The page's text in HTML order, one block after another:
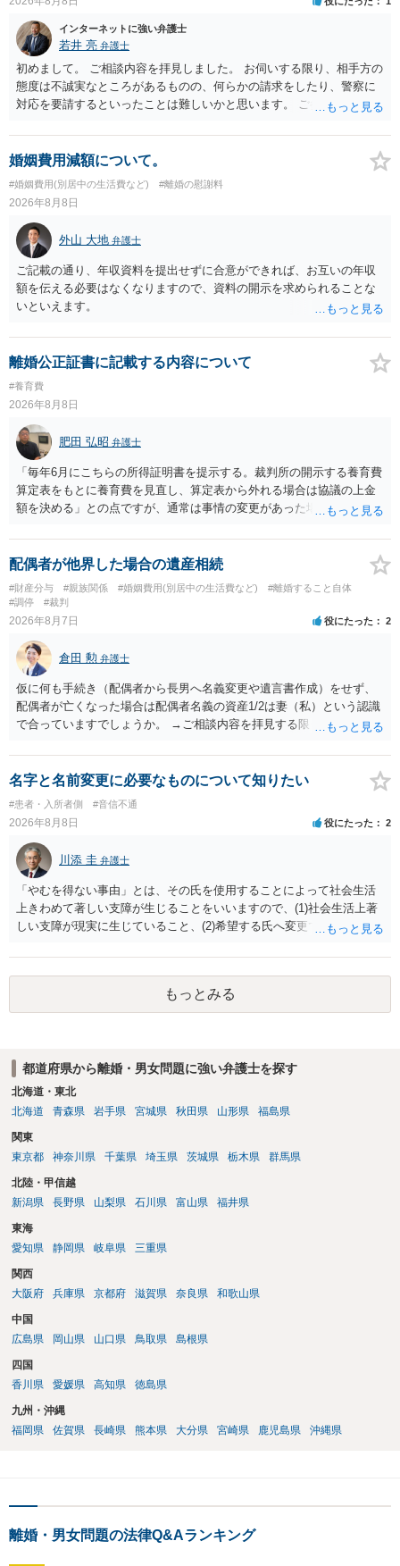
インターネットに強い弁護士
若井 亮 弁護士
初めまして。 ご相談内容を拝見しました。 お伺いする限り、相手方の
態度は不誠実なところがあるものの、何らかの請求をしたり、警察に
対応を要請するといったことは難しいかと思います。 ご参考になれば
婚姻費用減額について。
#婚姻費用(別居中の生活費など) #離婚の慰謝料
2026年8月8日
外山 大地 弁護士
ご記載の通り、年収資料を提出せずに合意ができれば、お互いの年収
額を伝える必要はなくなりますので、資料の開示を求められることな
いといえます。
離婚公正証書に記載する内容について
#養育費
2026年8月8日
肥田 弘昭 弁護士
「毎年6月にこちらの所得証明書を提示する。裁判所の開示する養育費
算定表をもとに養育費を見直し、算定表から外れる場合は協議の上金
額を決める」との点ですが、通常は事情の変更があった場合に変更し
来なかった事情の変更により双方協議の上増減出来る」と「通知義務
に勤務先」が含まれているので、私に収入が入った事は相手に通知が
行く事になり、上記のような文言が無くても養育費の見直しは適宜出
来るかと思うのですが違うのでしょうか？との点はそのとおりかと思
います。養育費は事情の変更があった場合に変更するので毎年見直す
配偶者が他界した場合の遺産相続
#財産分与 #親族関係 #婚姻費用(別居中の生活費など)
#離婚すること自体
#調停
#裁判
2026年8月7日 役にたった 2
倉田 勲 弁護士
仮に何も手続き（配偶者から長男へ名義変更や遺言書作成）をせず、
配偶者が亡くなった場合は配偶者名義の資産1/2は妻（私）という認識
で合っていますでしょうか。 →ご相談内容を拝見する限りでは、その
完全に所有する場合は、他の相続人に対して自宅の評価額の１/２の代
償金の支払いが必要になります。
名字と名前変更に必要なものについて知りたい
#患者・入所者側 #音信不通
2026年8月8日 役にたった 2
川添 圭 弁護士
「やむを得ない事由」とは、その氏を使用することによって社会生活
上きわめて著しい支障が生じることをいいますので、(1)社会生活上著
しい支障が現実に生じていること、(2)希望する氏へ変更できればその
できるかどうかがポイントです。 記録中に現れた一切の事情が判断対
象ですので、上記(1)と(2)を説明できる資料は全て（ただし理路整然
に）提出することが必要になります。「フラッシュバック」とのこと
なので、例えば、医学上確立されているPTSDの診断基準に合致した説
護士へ依頼しても苦労することが強く予想されるところです。、もし
本人申立てをお考えであれば、医学知識はもちろん法律知識も要求さ
れますので、性急な申立てをせず、知識と資料をしっかりと揃えて、
もっとみる
都道府県から離婚・男女問題に強い弁護士を探す
北海道・東北
北海道
青森県 岩手県 宮城県 秋田県 山形県 福島県
関東
東京都
神奈川県 千葉県 埼玉県 茨城県 栃木県 群馬県
北陸・甲信越
新潟県
長野県 山梨県 石川県 富山県 福井県
東海
愛知県
静岡県 岐阜県 三重県
関西
大阪府
兵庫県 京都府 滋賀県 奈良県 和歌山県
中国
広島県
岡山県 山口県 鳥取県 島根県
四国
香川県
愛媛県 高知県 徳島県
九州・沖縄
福岡県
佐賀県 長崎県 熊本県 大分県 宮崎県 鹿児島県 沖縄県
離婚・男女問題の法律Q&Aランキング